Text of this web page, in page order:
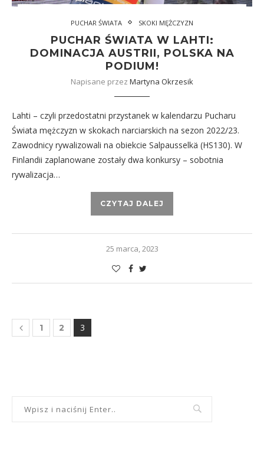
PUCHAR ŚWIATA SKOKI MĘŻCZYZN
PUCHAR ŚWIATA W LAHTI:
DOMINACJA AUSTRII, POLSKA NA
PODIUM!
Napisane przez Martyna Okrzesik
Lahti – czyli przedostatni przystanek w kalendarzu Pucharu
Świata mężczyzn w skokach narciarskich na sezon 2022/23.
Zawodnicy rywalizowali na obiekcie Salpausselkä (HS130). W
Finlandii zaplanowane zostały dwa konkursy – sobotnia
rywalizacja…
CZYTAJ DALEJ
25 marca, 2023
1 2 3